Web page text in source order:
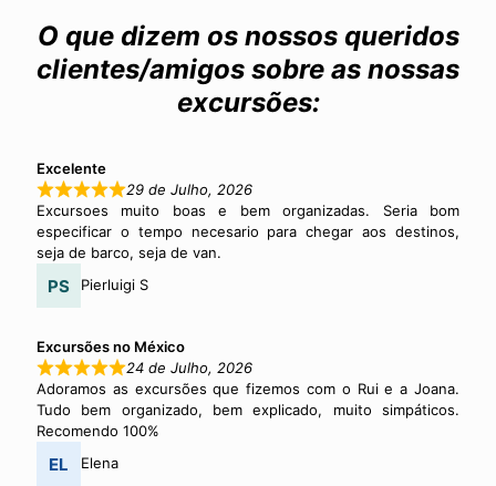
O que dizem os nossos queridos
clientes/amigos sobre as nossas
excursões:
Excelente
29 de Julho, 2026
Excursoes muito boas e bem organizadas. Seria bom
especificar o tempo necesario para chegar aos destinos,
seja de barco, seja de van.
Pierluigi S
Excursões no México
24 de Julho, 2026
Adoramos as excursões que fizemos com o Rui e a Joana.
Tudo bem organizado, bem explicado, muito simpáticos.
Recomendo 100%
Elena